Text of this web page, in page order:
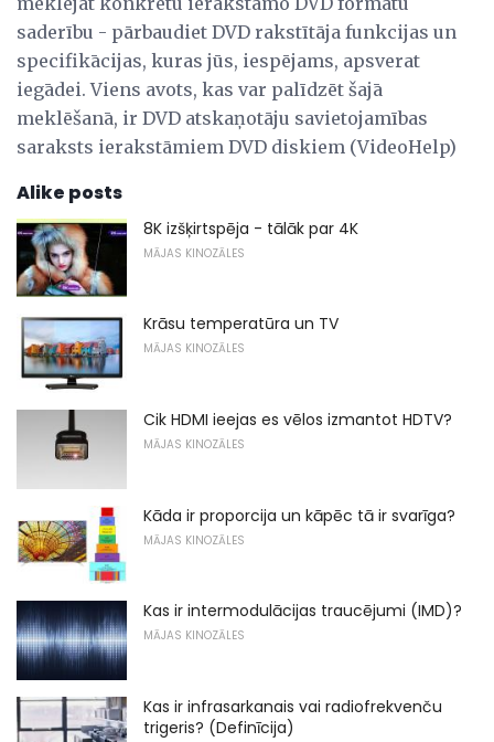
saderību - pārbaudiet DVD rakstītāja funkcijas un
specifikācijas, kuras jūs, iespējams, apsverat
iegādei. Viens avots, kas var palīdzēt šajā
meklēšanā, ir DVD atskaņotāju savietojamības
saraksts ierakstāmiem DVD diskiem (VideoHelp)
Alike posts
8K izšķirtspēja - tālāk par 4K
MĀJAS KINOZĀLES
Krāsu temperatūra un TV
MĀJAS KINOZĀLES
Cik HDMI ieejas es vēlos izmantot HDTV?
MĀJAS KINOZĀLES
Kāda ir proporcija un kāpēc tā ir svarīga?
MĀJAS KINOZĀLES
Kas ir intermodulācijas traucējumi (IMD)?
MĀJAS KINOZĀLES
Kas ir infrasarkanais vai radiofrekvenču
trigeris? (Definīcija)